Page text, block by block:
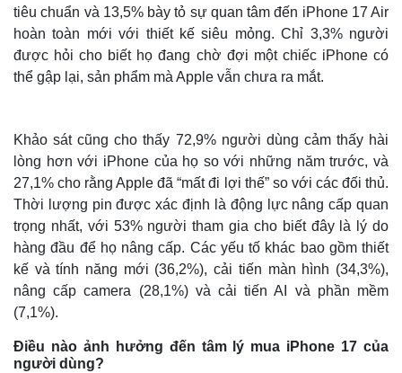
tiêu chuẩn và 13,5% bày tỏ sự quan tâm đến iPhone 17 Air
hoàn toàn mới với thiết kế siêu mỏng. Chỉ 3,3% người
được hỏi cho biết họ đang chờ đợi một chiếc iPhone có
thể gập lại, sản phẩm mà Apple vẫn chưa ra mắt.
Khảo sát cũng cho thấy 72,9% người dùng cảm thấy hài
lòng hơn với iPhone của họ so với những năm trước, và
27,1% cho rằng Apple đã “mất đi lợi thế” so với các đối thủ.
Thời lượng pin được xác định là động lực nâng cấp quan
trọng nhất, với 53% người tham gia cho biết đây là lý do
hàng đầu để họ nâng cấp. Các yếu tố khác bao gồm thiết
kế và tính năng mới (36,2%), cải tiến màn hình (34,3%),
nâng cấp camera (28,1%) và cải tiến AI và phần mềm
(7,1%).
Điều nào ảnh hưởng đến tâm lý mua iPhone 17 của
người dùng?